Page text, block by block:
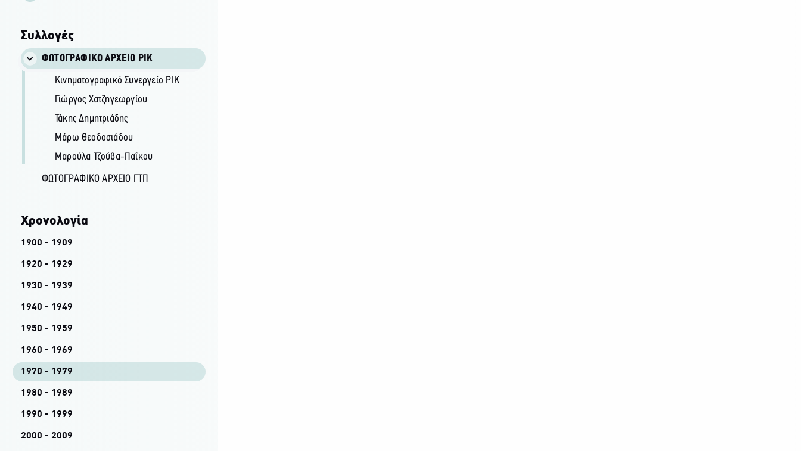
Συλλογές
ΦΩΤΟΓΡΑΦΙΚΌ ΑΡΧΕΊΟ ΡΙΚ
Κινηματογραφικό Συνεργείο ΡΙΚ
Γιώργος Χατζηγεωργίου
Τάκης Δημητριάδης
Μάρω Θεοδοσιάδου
Μαρούλα Τζούβα-Παΐκου
ΦΩΤΟΓΡΑΦΙΚΌ ΑΡΧΕΊΟ ΓΤΠ
Χρονολογία
1900 - 1909
1920 - 1929
1930 - 1939
1940 - 1949
1950 - 1959
1960 - 1969
1970 - 1979
1980 - 1989
1990 - 1999
2000 - 2009